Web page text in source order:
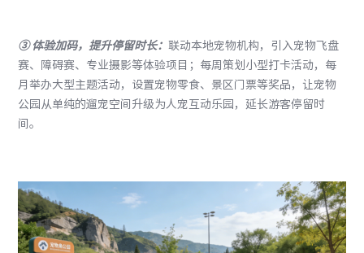
③ 体验加码，提升停留时长：联动本地宠物机构，引入宠物飞盘
赛、障碍赛、专业摄影等体验项目；每周策划小型打卡活动，每
月举办大型主题活动，设置宠物零食、景区门票等奖品，让宠物
公园从单纯的遛宠空间升级为人宠互动乐园，延长游客停留时
间。